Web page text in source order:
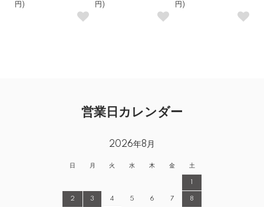
円)
円)
円)
営業日カレンダー
2026年8月
日 月 火 水 木 金 土
2 3 4 5 6 7 8